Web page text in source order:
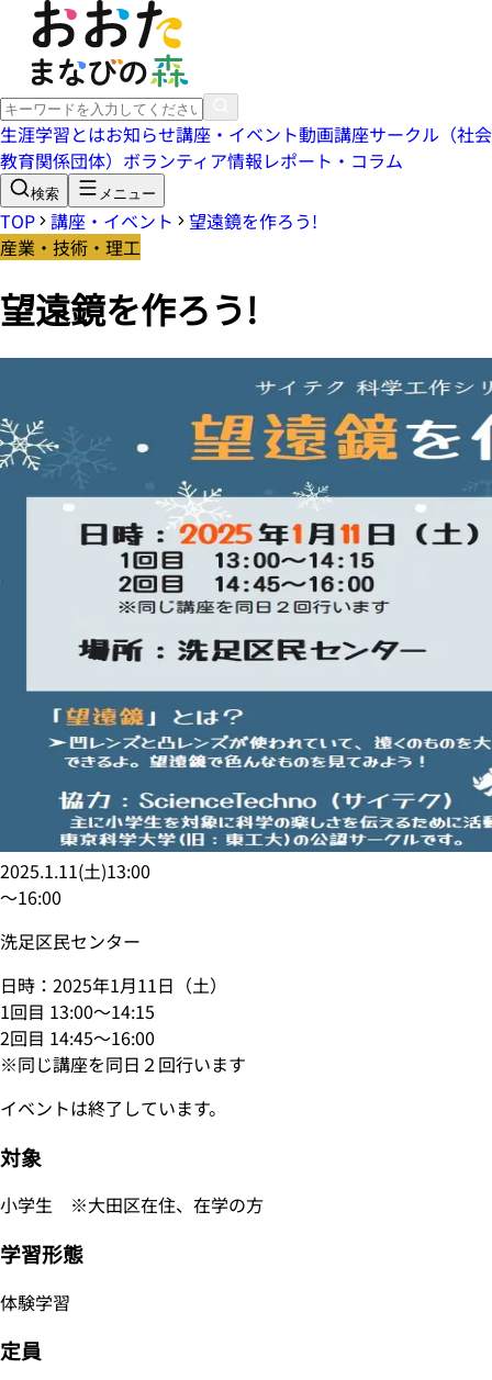
生涯学習とはお知らせ講座・イベント動画講座サークル（社会
教育関係団体） ボランティア情報レポート・コラム
検索 メニュー
TOP 講座・イベント
望遠鏡を作ろう!
産業・技術・理工
望遠鏡を作ろう!
2025.1.11(土)13:00
〜16:00
洗足区民センター
日時：2025年1月11日（土）
1回目 13:00～14:15
2回目 14:45～16:00
※同じ講座を同日２回行います
イベントは終了しています。
対象
小学生 ※大田区在住、在学の方
学習形態
体験学習
定員